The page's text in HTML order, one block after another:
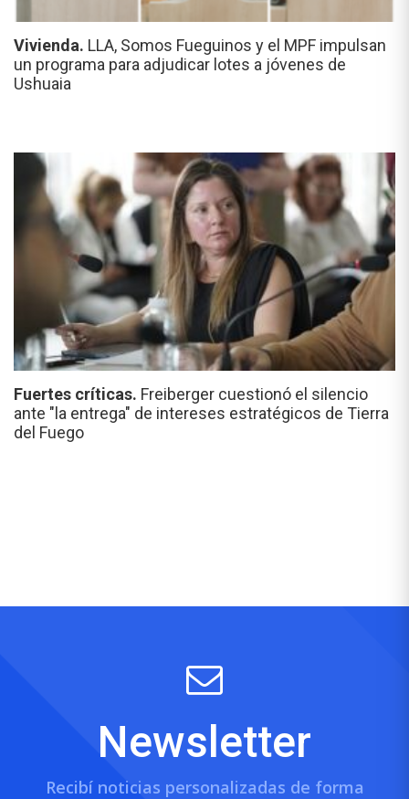
Vivienda. LLA, Somos Fueguinos y el MPF impulsan
un programa para adjudicar lotes a jóvenes de
Ushuaia
Fuertes críticas. Freiberger cuestionó el silencio
ante "la entrega" de intereses estratégicos de Tierra
del Fuego
Newsletter
Recibí noticias personalizadas de forma